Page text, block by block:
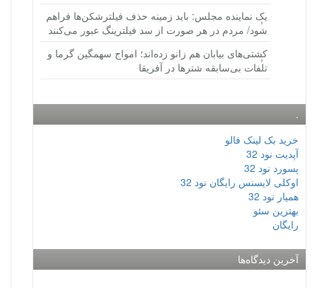
یک نماینده مجلس: باید زمینه حذف فیلترشکن‌ها فراهم
شود/ مردم در هر صورت از سد فیلترینگ عبور می‌کنند
کشتی‌های بیابان هم زانو زده‌اند؛ امواج سهمگین گرما و
تلفات بی‌سابقه شترها در آفریقا
.
خرید بک لینک فالو
آپدیت نود 32
پسورد نود 32
اوکلی لایسنس رایگان نود 32
همیار نود 32
بهترین سئو
رایگان
آخرین دیدگاه‌ها